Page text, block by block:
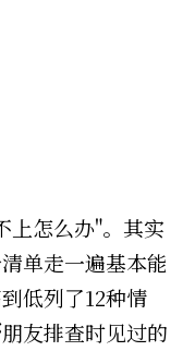
上怎么办"。其实
单走一遍基本能
低列了12种情
友排查时见过的